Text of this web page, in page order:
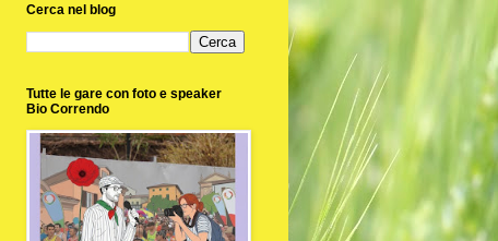
Cerca nel blog
Tutte le gare con foto e speaker
Bio Correndo